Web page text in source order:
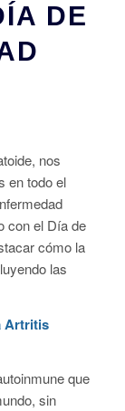
DE
nos
en todo el
con el Día de
cómo la
las
Artritis
que
sin